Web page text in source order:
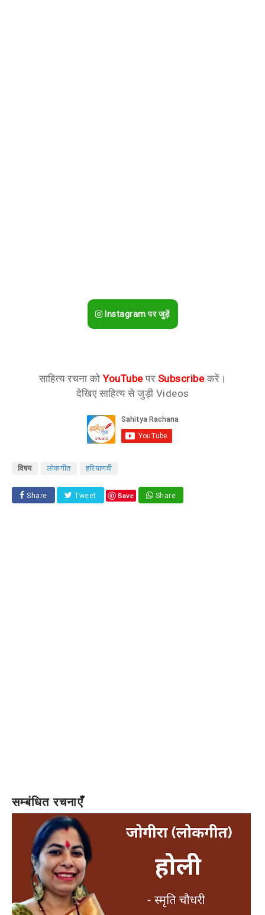
Instagram पर जुड़ें
साहित्य रचना कोYouTubeपर Subscribeकरें।
देखिए साहित्य से जुड़ी Videos
विषय लोकगीत हरियाणवी
Share Tweet Save Share
सम्बंधित रचनाएँ